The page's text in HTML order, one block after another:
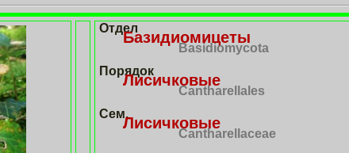
Отдел
Базидиомицеты
Basidiomycota
Порядок
Лисичковые
Cantharellales
Сем.
Лисичковые
Cantharellaceae